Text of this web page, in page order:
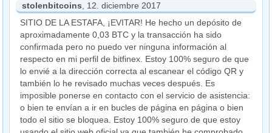
stolenbitcoins , 12. diciembre 2017
SITIO DE LA ESTAFA, ¡EVITAR! He hecho un depósito de
aproximadamente 0,03 BTC y la transacción ha sido
confirmada pero no puedo ver ninguna información al
respecto en mi perfil de bitfinex. Estoy 100% seguro de que
lo envié a la dirección correcta al escanear el código QR y
también lo he revisado muchas veces después. Es
imposible ponerse en contacto con el servicio de asistencia:
o bien te envían a ir en bucles de página en página o bien
todo el sitio se bloquea. Estoy 100% seguro de que estoy